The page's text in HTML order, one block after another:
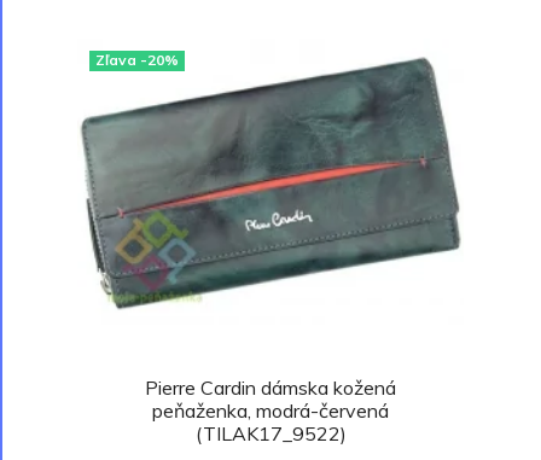
Zľava -20%
Pierre Cardin dámska kožená
peňaženka, modrá-červená
(TILAK17_9522)